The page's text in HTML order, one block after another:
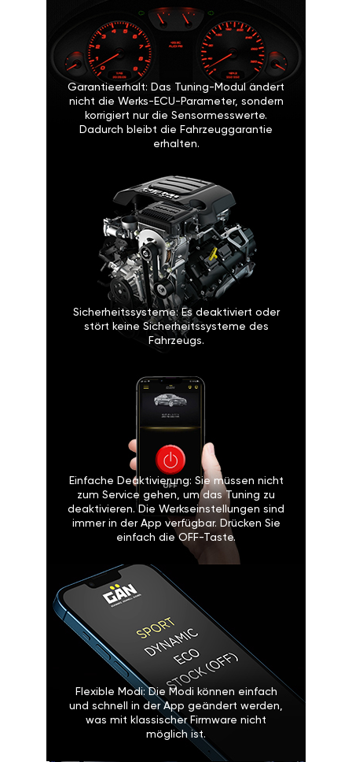
Garantieerhalt: Das Tuning-Modul ändert
nicht die Werks-ECU-Parameter, sondern
korrigiert nur die Sensormesswerte.
Dadurch bleibt die Fahrzeuggarantie
erhalten.
Sicherheitssysteme: Es deaktiviert oder
stört keine Sicherheitssysteme des
Fahrzeugs.
Einfache Deaktivierung: Sie müssen nicht
zum Service gehen, um das Tuning zu
deaktivieren. Die Werkseinstellungen sind
immer in der App verfügbar. Drücken Sie
einfach die OFF-Taste.
Flexible Modi: Die Modi können einfach
und schnell in der App geändert werden,
was mit klassischer Firmware nicht
möglich ist.